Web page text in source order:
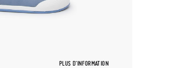
PLUS D'INFORMATION